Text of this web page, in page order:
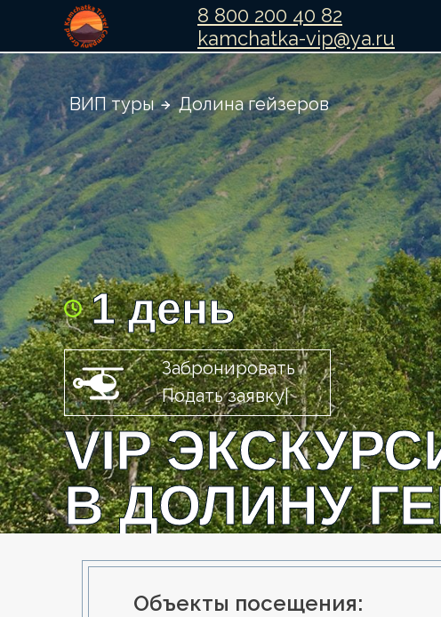
8 800 200 40 82
kamchatka-vip@ya.ru
VIP
В ДОЛИНУ
УЗОН
Забронировать
Задать|
Долина гейзеров
ВИП туры
1 день
Объекты посещения: